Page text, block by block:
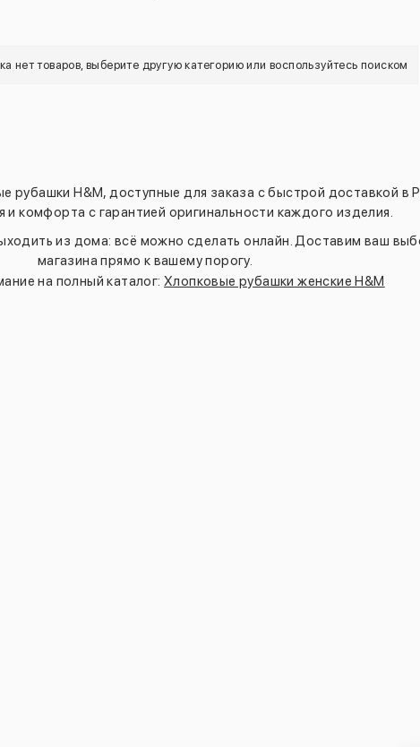
нет товаров, выберите другую категорию или воспользуйтесь поиском
рубашки H&M, доступные для заказа с быстрой доставкой в
и комфорта с гарантией оригинальности каждого изделия.
из дома: всё можно сделать онлайн. Доставим ваш
магазина прямо к вашему порогу.
на полный каталог:Хлопковые рубашки женские H&M